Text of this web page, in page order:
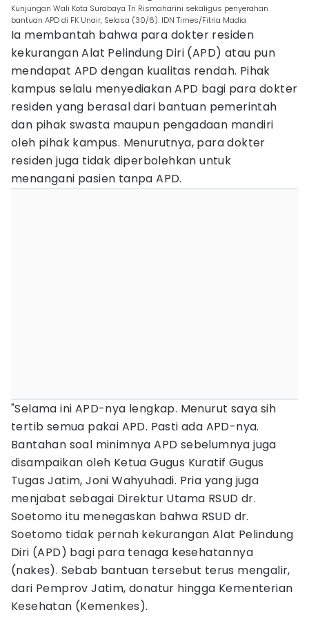
Kunjungan Wali Kota Surabaya Tri Rismaharini sekaligus penyerahan
bantuan APD di FK Unair, Selasa (30/6). IDN Times/Fitria Madia
Ia membantah bahwa para dokter residen
kekurangan Alat Pelindung Diri (APD) atau pun
mendapat APD dengan kualitas rendah. Pihak
kampus selalu menyediakan APD bagi para dokter
residen yang berasal dari bantuan pemerintah
dan pihak swasta maupun pengadaan mandiri
oleh pihak kampus. Menurutnya, para dokter
residen juga tidak diperbolehkan untuk
menangani pasien tanpa APD.
"Selama ini APD-nya lengkap. Menurut saya sih
tertib semua pakai APD. Pasti ada APD-nya.
Bantahan soal minimnya APD sebelumnya juga
disampaikan oleh Ketua Gugus Kuratif Gugus
Tugas Jatim, Joni Wahyuhadi. Pria yang juga
menjabat sebagai Direktur Utama RSUD dr.
Soetomo itu menegaskan bahwa RSUD dr.
Soetomo tidak pernah kekurangan Alat Pelindung
Diri (APD) bagi para tenaga kesehatannya
(nakes). Sebab bantuan tersebut terus mengalir,
dari Pemprov Jatim, donatur hingga Kementerian
Kesehatan (Kemenkes).